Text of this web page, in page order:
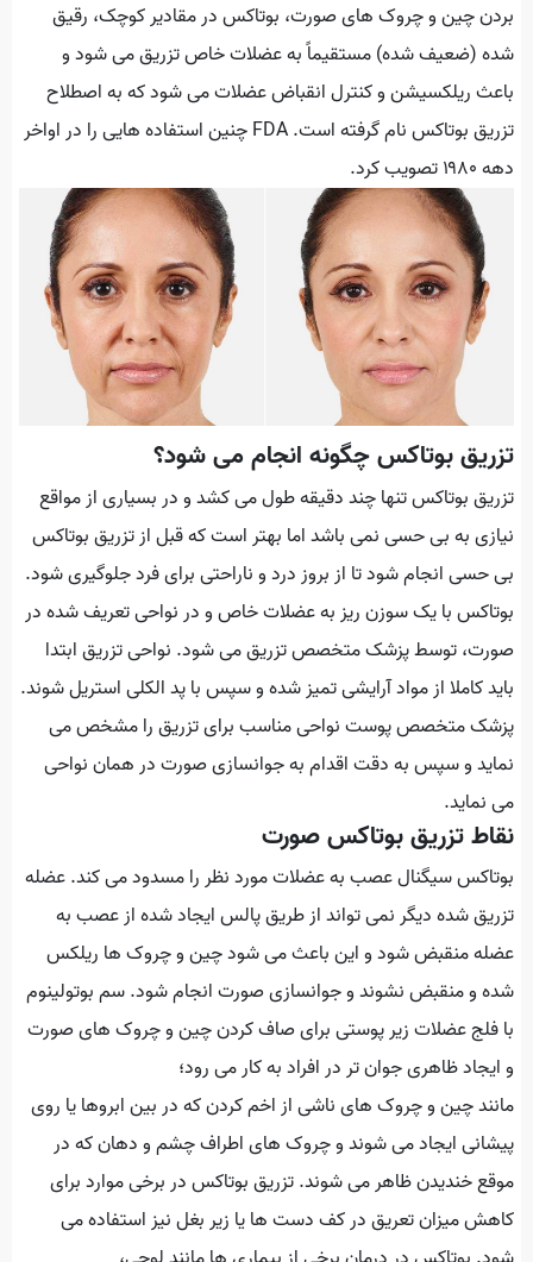
بردن چین و چروک های صورت، بوتاکس در مقادیر کوچک، رقیق
شده (ضعیف شده) مستقیماً به عضلات خاص تزریق می شود و
باعث ریلکسیشن و کنترل انقباض عضلات می شود که به اصطلاح
تزریق بوتاکس نام گرفته است. FDA چنین استفاده هایی را در اواخر
دهه ۱۹۸۰ تصویب کرد.
تزریق بوتاکس چگونه انجام می شود؟
تزریق بوتاکس تنها چند دقیقه طول می کشد و در بسیاری از مواقع
نیازی به بی حسی نمی باشد اما بهتر است که قبل از تزریق بوتاکس
بی حسی انجام شود تا از بروز درد و ناراحتی برای فرد جلوگیری شود.
بوتاکس با یک سوزن ریز به عضلات خاص و در نواحی تعریف شده در
صورت، توسط پزشک متخصص تزریق می شود. نواحی تزریق ابتدا
باید کاملا از مواد آرایشی تمیز شده و سپس با پد الکلی استریل شوند.
پزشک متخصص پوست نواحی مناسب برای تزریق را مشخص می
نماید و سپس به دقت اقدام به جوانسازی صورت در همان نواحی
می نماید.
نقاط تزریق بوتاکس صورت
بوتاکس سیگنال عصب به عضلات مورد نظر را مسدود می کند. عضله
تزریق شده دیگر نمی تواند از طریق پالس ایجاد شده از عصب به
عضله منقبض شود و این باعث می شود چین و چروک ها ریلکس
شده و منقبض نشوند و جوانسازی صورت انجام شود. سم بوتولینوم
با فلج عضلات زیر پوستی برای صاف کردن چین و چروک ‌های صورت
و ایجاد ظاهری جوان ‌تر در افراد به کار می ‌رود؛
مانند چین و چروک ‌های ناشی از اخم کردن که در بین ابروها یا روی
پیشانی ایجاد می‌ شوند و چروک ‌های اطراف چشم و دهان که در
موقع خندیدن ظاهر می ‌شوند. تزریق بوتاکس در برخی موارد برای
کاهش میزان تعریق در کف دست ‌ها یا زیر بغل نیز استفاده می